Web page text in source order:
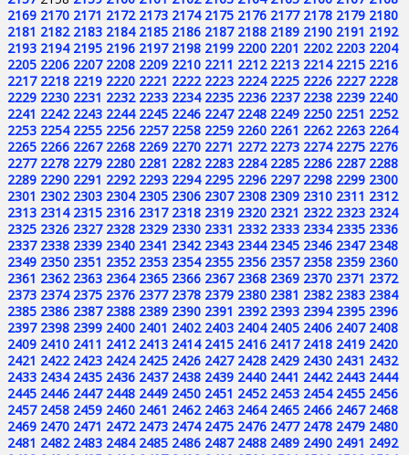
2169 2170 2171 2172 2173 2174 2175 2176 2177 2178 2179 2180
2181 2182 2183 2184 2185 2186 2187 2188 2189 2190 2191 2192
2193 2194 2195 2196 2197 2198 2199 2200 2201 2202 2203 2204
2205 2206 2207 2208 2209 2210 2211 2212 2213 2214 2215 2216
2217 2218 2219 2220 2221 2222 2223 2224 2225 2226 2227 2228
2229 2230 2231 2232 2233 2234 2235 2236 2237 2238 2239 2240
2241 2242 2243 2244 2245 2246 2247 2248 2249 2250 2251 2252
2253 2254 2255 2256 2257 2258 2259 2260 2261 2262 2263 2264
2265 2266 2267 2268 2269 2270 2271 2272 2273 2274 2275 2276
2277 2278 2279 2280 2281 2282 2283 2284 2285 2286 2287 2288
2289 2290 2291 2292 2293 2294 2295 2296 2297 2298 2299 2300
2301 2302 2303 2304 2305 2306 2307 2308 2309 2310 2311 2312
2313 2314 2315 2316 2317 2318 2319 2320 2321 2322 2323 2324
2325 2326 2327 2328 2329 2330 2331 2332 2333 2334 2335 2336
2337 2338 2339 2340 2341 2342 2343 2344 2345 2346 2347 2348
2349 2350 2351 2352 2353 2354 2355 2356 2357 2358 2359 2360
2361 2362 2363 2364 2365 2366 2367 2368 2369 2370 2371 2372
2373 2374 2375 2376 2377 2378 2379 2380 2381 2382 2383 2384
2385 2386 2387 2388 2389 2390 2391 2392 2393 2394 2395 2396
2397 2398 2399 2400 2401 2402 2403 2404 2405 2406 2407 2408
2409 2410 2411 2412 2413 2414 2415 2416 2417 2418 2419 2420
2421 2422 2423 2424 2425 2426 2427 2428 2429 2430 2431 2432
2433 2434 2435 2436 2437 2438 2439 2440 2441 2442 2443 2444
2445 2446 2447 2448 2449 2450 2451 2452 2453 2454 2455 2456
2457 2458 2459 2460 2461 2462 2463 2464 2465 2466 2467 2468
2469 2470 2471 2472 2473 2474 2475 2476 2477 2478 2479 2480
2481 2482 2483 2484 2485 2486 2487 2488 2489 2490 2491 2492